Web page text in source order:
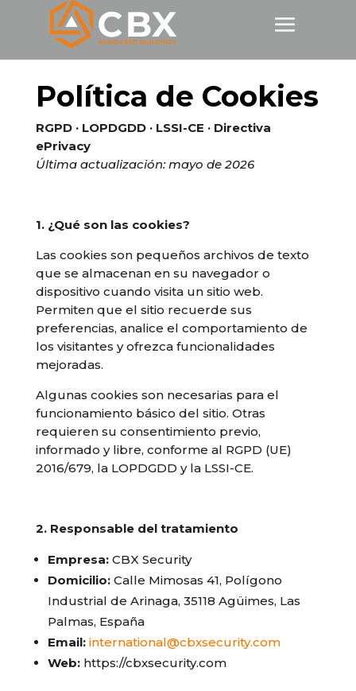
Política de Cookies
RGPD · LOPDGDD · LSSI-CE · Directiva
ePrivacy
Última actualización: mayo de 2026
1. ¿Qué son las cookies?
Las cookies son pequeños archivos de texto
que se almacenan en su navegador o
dispositivo cuando visita un sitio web.
Permiten que el sitio recuerde sus
preferencias, analice el comportamiento de
los visitantes y ofrezca funcionalidades
mejoradas.
Algunas cookies son necesarias para el
funcionamiento básico del sitio. Otras
requieren su consentimiento previo,
informado y libre, conforme al RGPD (UE)
2016/679, la LOPDGDD y la LSSI-CE.
2. Responsable del tratamiento
Empresa:CBX Security
Domicilio:Calle Mimosas 41, Polígono
Industrial de Arinaga, 35118 Agüimes, Las
Palmas, España
Email: international@cbxsecurity.com
Web:https://cbxsecurity.com